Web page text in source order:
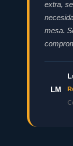
extra,
mesa.
LM